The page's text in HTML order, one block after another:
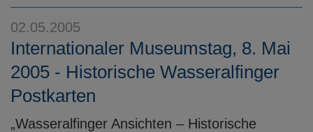
02.05.2005
Internationaler Museumstag, 8. Mai
2005 - Historische Wasseralfinger
Postkarten
„Wasseralfinger Ansichten – Historische